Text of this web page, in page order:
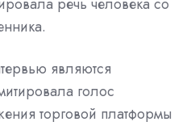
являются
голос
торговой платформы